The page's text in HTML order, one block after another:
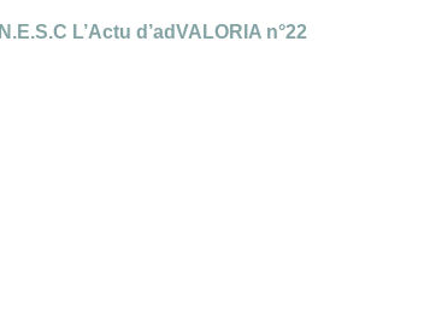
N.E.S.C L’Actu d’adVALORIA n°22